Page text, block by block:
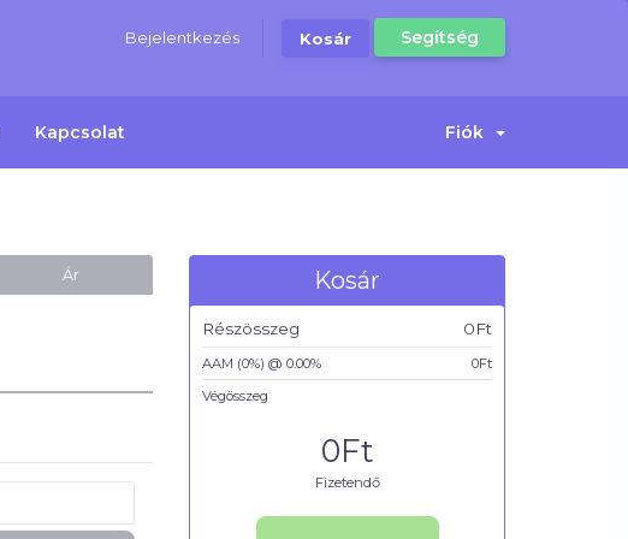
Bejelentkezés Kosár Segítség
Kapcsolat Fiók
Ár Kosár
Részösszeg 0Ft
AAM (0%) @ 0.00%
0Ft
Végösszeg
0Ft
Fizetendő